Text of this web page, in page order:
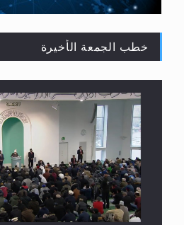
القرآن قاضٍ وحكمٌ على السنة
العكس
خطب الجمعة الأخيرة